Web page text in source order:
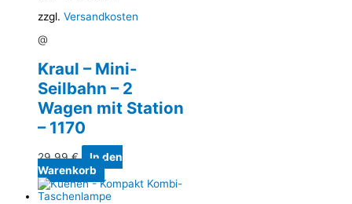
zzgl. Versandkosten
@
Kraul – Mini-
Seilbahn – 2
Wagen mit Station
– 1170
29,99€
In den
Warenkorb